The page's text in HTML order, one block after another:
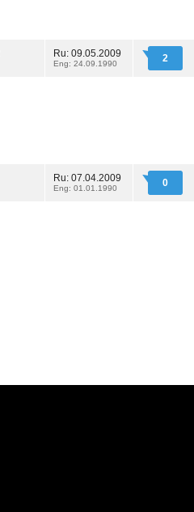
Ru: 09.05.2009
Eng: 24.09.1990 2
Ru: 07.04.2009
Eng: 01.01.1990 0